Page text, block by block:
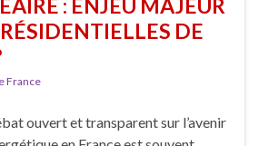
: ENJEU MAJEUR
DE
France
ouvert et transparent sur l’avenir